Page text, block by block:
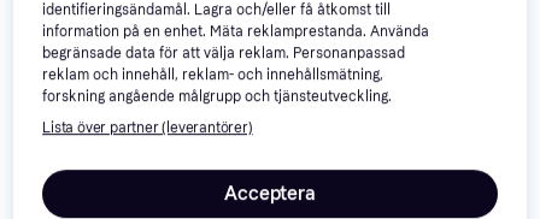
identifieringsändamål. Lagra och/eller få åtkomst till
information på en enhet. Mäta reklamprestanda. Använda
begränsade data för att välja reklam. Personanpassad
reklam och innehåll, reklam- och innehållsmätning,
forskning angående målgrupp och tjänsteutveckling.
Lista över partner (leverantörer)
Acceptera